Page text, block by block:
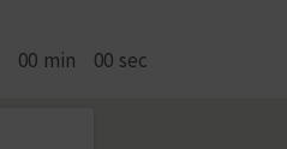
00 min 00 sec